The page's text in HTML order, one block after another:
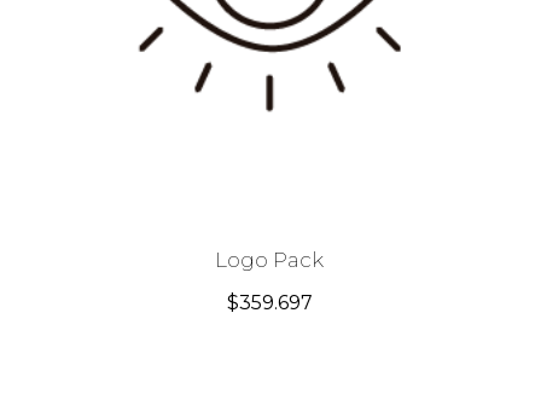
Logo Pack
$359.697